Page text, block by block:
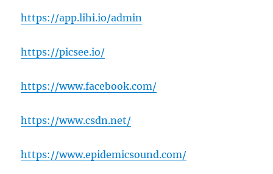
https://app.lihi.io/admin
https://picsee.io/
https://www.facebook.com/
https://www.csdn.net/
https://www.epidemicsound.com/